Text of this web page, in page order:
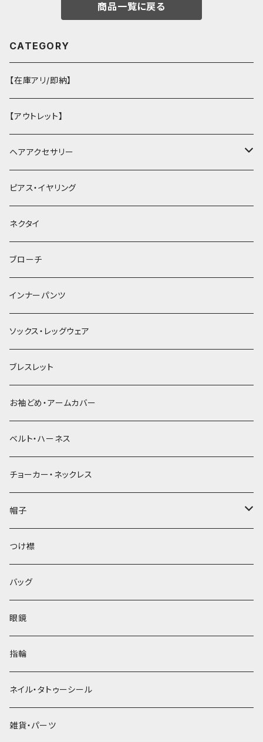
商品一覧に戻る
CATEGORY
【在庫アリ/即納】
【アウトレット】
ヘアアクセサリー
ヘアクリップ
ヘッドドレス・カチューシャ
ヘアゴム
簪
ピアス・イヤリング
ネクタイ
ブローチ
インナーパンツ
ソックス・レッグウェア
ブレスレット
お袖どめ・アームカバー
ベルト・ハーネス
チョーカー・ネックレス
帽子
ベレー帽
つけ襟
バッグ
眼鏡
指輪
ネイル・タトゥーシール
雑貨・パーツ